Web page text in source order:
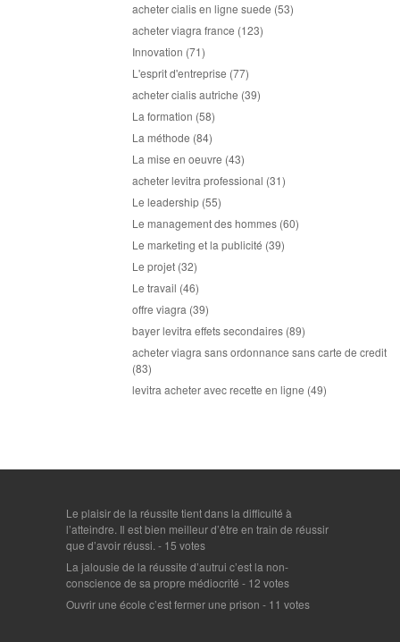
acheter cialis en ligne suede (53)
acheter viagra france (123)
Innovation (71)
L'esprit d'entreprise (77)
acheter cialis autriche (39)
La formation (58)
La méthode (84)
La mise en oeuvre (43)
acheter levitra professional (31)
Le leadership (55)
Le management des hommes (60)
Le marketing et la publicité (39)
Le projet (32)
Le travail (46)
offre viagra (39)
bayer levitra effets secondaires (89)
acheter viagra sans ordonnance sans carte de credit
(83)
levitra acheter avec recette en ligne (49)
Le plaisir de la réussite tient dans la difficulté à
l’atteindre. Il est bien meilleur d’être en train de réussir
que d’avoir réussi. - 15 votes
La jalousie de la réussite d’autrui c’est la non-
conscience de sa propre médiocrité - 12 votes
Ouvrir une école c’est fermer une prison - 11 votes